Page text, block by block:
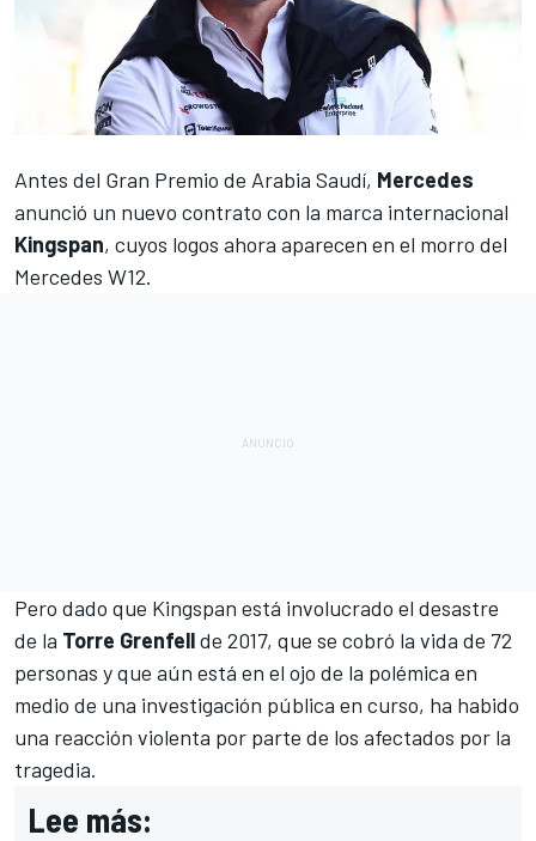
Antes del Gran Premio de Arabia Saudí, Mercedes
anunció un nuevo contrato con la marca internacional
Kingspan, cuyos logos ahora aparecen en el morro del
Mercedes W12.
Pero dado que Kingspan está involucrado el desastre
de la Torre Grenfellde 2017, que se cobró la vida de 72
personas y que aún está en el ojo de la polémica en
medio de una investigación pública en curso, ha habido
una reacción violenta por parte de los afectados por la
tragedia.
Lee más: